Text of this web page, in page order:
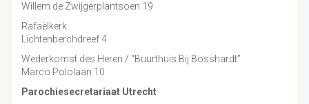
Willem de Zwijgerplantsoen 19
Rafaëlkerk
Lichtenberchdreef 4
Wederkomst des Heren / “Buurthuis Bij Bosshardt”
Marco Pololaan 10
Parochiesecretariaat Utrecht